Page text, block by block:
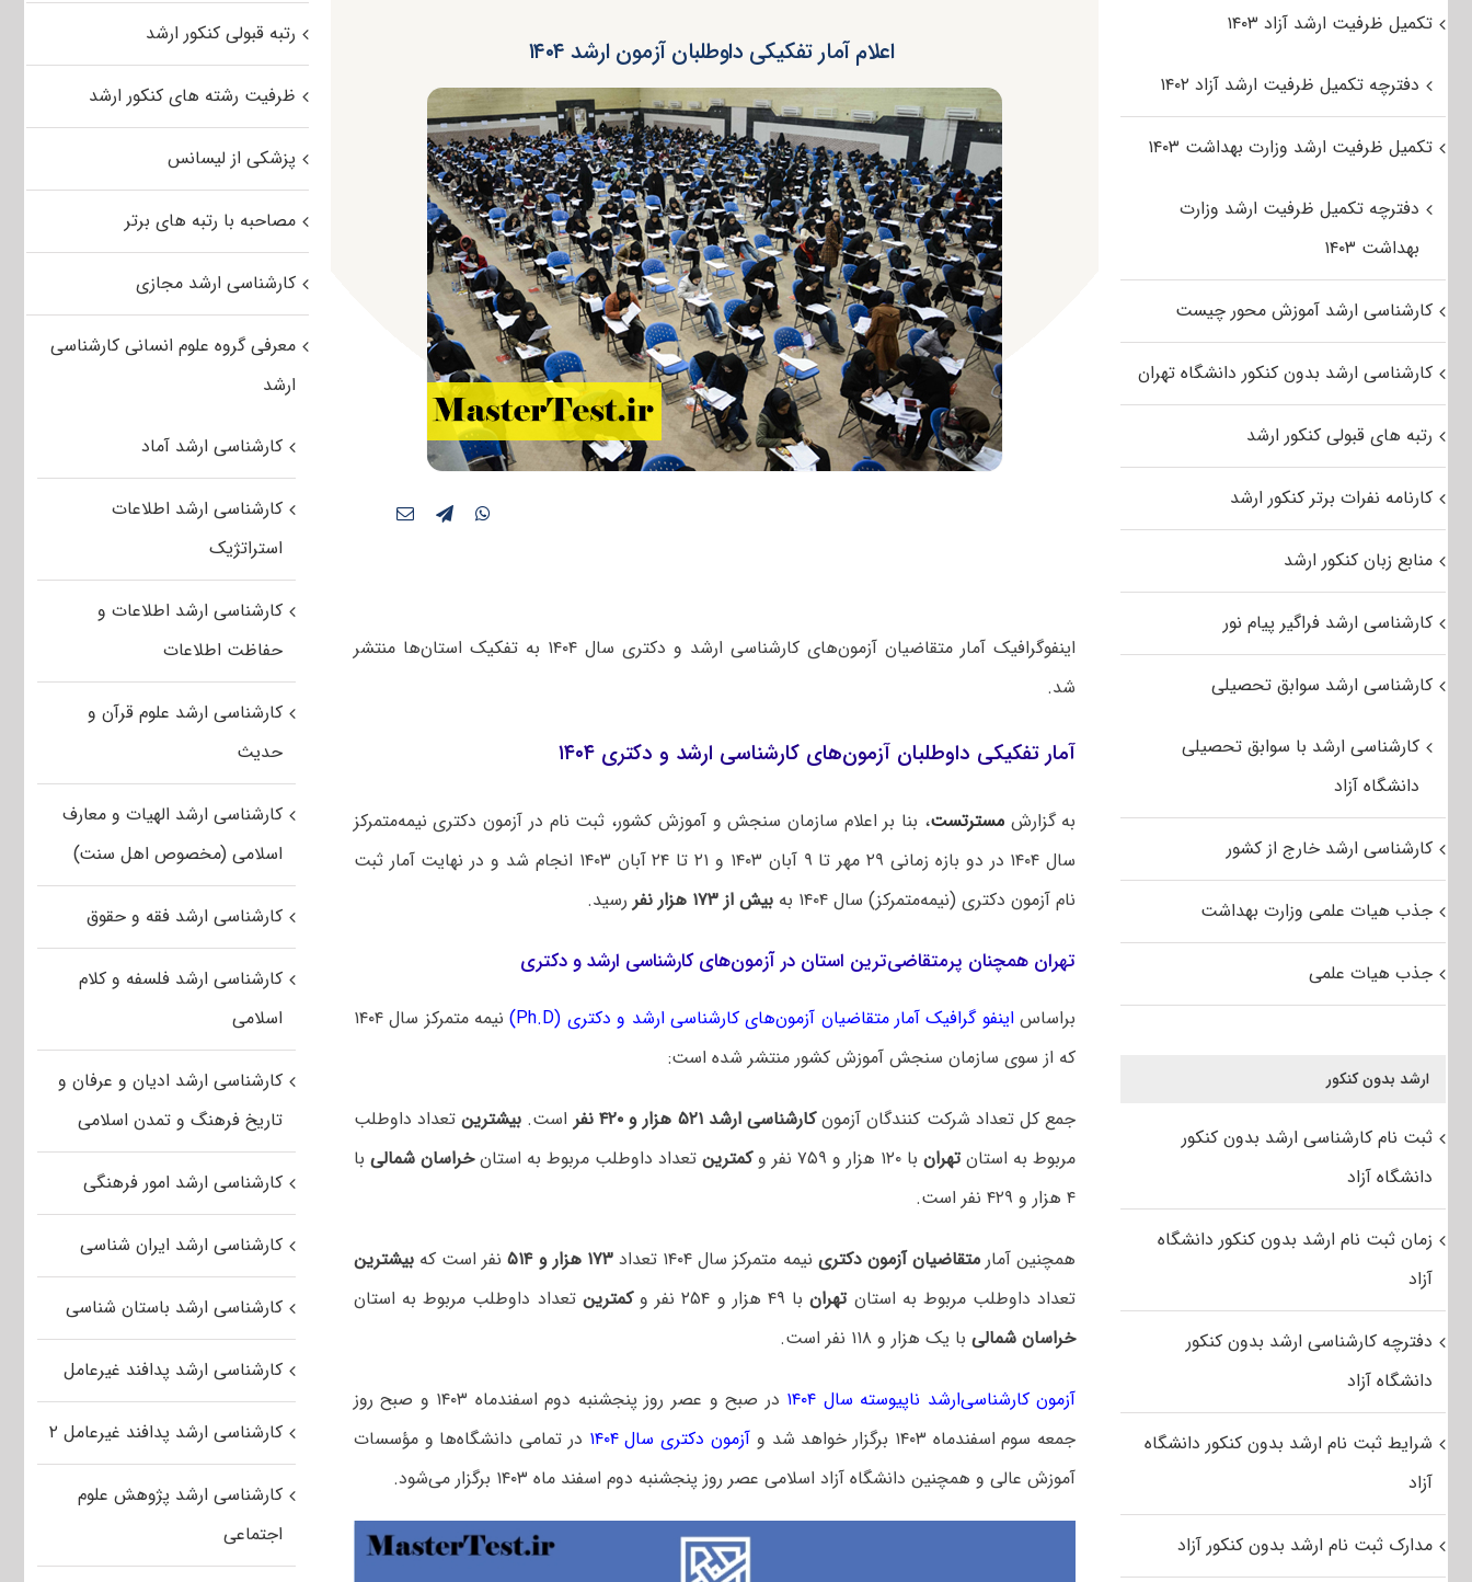
اعلام آمار تفکیکی داوطلبان آزمون‌ ارشد ۱۴۰۴
اینفوگرافیک آمار متقاضیان آزمون‌های کارشناسی ارشد و دکتری سال ۱۴۰۴ به تفکیک استان‌ها منتشر
شد.
آمار تفکیکی داوطلبان آزمون‌های کارشناسی ارشد و دکتری ۱۴۰۴
به گزارشمسترتست، بنا بر اعلام سازمان سنجش و آموزش کشور،‌ ثبت نام در آزمون دکتری نیمه‌متمرکز
سال ۱۴۰۴ در دو بازه زمانی ۲۹ مهر تا ۹ آبان ۱۴۰۳ و ۲۱ تا ۲۴ آبان ۱۴۰۳ انجام شد و در نهایت آمار ثبت
نام آزمون دکتری (نیمه‌متمرکز) سال ۱۴۰۴ به
بیش از ۱۷۳ هزار نفر رسید.
تهران همچنان پرمتقاضی‌ترین استان در آزمون‌های کارشناسی ارشد و دکتری
براساساینفو گرافیک آمار متقاضیان آزمون‌های کارشناسی ارشد و دکتری (Ph.D)
نیمه متمرکز سال ۱۴۰۴
که از سوی سازمان سنجش آموزش کشور منتشر شده است:
جمع کل تعداد شرکت کنندگان آزمونکارشناسی ارشد ۵۲۱ هزار و ۴۲۰ نفر است. بیشترینتعداد داوطلب
مربوط به استانتهرانبا ۱۲۰ هزار و ۷۵۹ نفر و کمترین تعداد داوطلب مربوط به استانخراسان شمالی با
۴ هزار و ۴۲۹ نفر است.
همچنین آمار متقاضیان آزمون دکتری نیمه متمرکز سال ۱۴۰۴ تعداد ۱۷۳ هزار و ۵۱۴ نفر است کهبیشترین
تعداد داوطلب مربوط به استانتهرانبا ۴۹ هزار و ۲۵۴ نفر و کمترین تعداد داوطلب مربوط به استان
خراسان شمالیبا یک هزار و ۱۱۸ نفر است.
آزمون کارشناسی‌ارشد ناپیوسته سال ۱۴۰۴
در صبح و عصر روز پنجشنبه دوم اسفندماه ۱۴۰۳ و صبح روز
جمعه سوم اسفندماه ۱۴۰۳ برگزار خواهد شد و
آزمون دکتری سال ۱۴۰۴
در تمامی دانشگاه‌ها و مؤسسات
آموزش عالی و همچنین دانشگاه آزاد اسلامی عصر روز پنجشنبه دوم اسفند ماه ۱۴۰۳ برگزار می‌شود.
رتبه قبولی کنکور ارشد
ظرفیت رشته های کنکور ارشد
پزشکی از لیسانس
مصاحبه با رتبه های برتر
کارشناسی ارشد مجازی
معرفی گروه علوم انسانی کارشناسی
ارشد
کارشناسی ارشد آماد
کارشناسی ارشد اطلاعات
استراتژیک
کارشناسی ارشد اطلاعات و
حفاظت اطلاعات
کارشناسی ارشد علوم قرآن و
حدیث
کارشناسی ارشد الهیات و معارف
اسلامی (مخصوص اهل سنت)
کارشناسی ارشد فقه و حقوق
کارشناسی ارشد فلسفه و کلام
اسلامی
کارشناسی ارشد ادیان و عرفان و
تاریخ فرهنگ و تمدن اسلامی
کارشناسی ارشد امور فرهنگی
کارشناسی ارشد ایران شناسی
کارشناسی ارشد باستان شناسی
کارشناسی ارشد پدافند غیرعامل
کارشناسی ارشد پدافند غیرعامل ۲
کارشناسی ارشد پژوهش علوم
اجتماعی
تکمیل ظرفیت ارشد آزاد ۱۴۰۳
دفترچه تکمیل ظرفیت ارشد آزاد ۱۴۰۲
تکمیل ظرفیت ارشد وزارت بهداشت ۱۴۰۳
دفترچه تکمیل ظرفیت ارشد وزارت
بهداشت ۱۴۰۳
کارشناسی ارشد آموزش محور چیست
کارشناسی ارشد بدون کنکور دانشگاه تهران
رتبه های قبولی کنکور ارشد
کارنامه نفرات برتر کنکور ارشد
منابع زبان کنکور ارشد
کارشناسی ارشد فراگیر پیام نور
کارشناسی ارشد سوابق تحصیلی
کارشناسی ارشد با سوابق تحصیلی
دانشگاه آزاد
کارشناسی ارشد خارج از کشور
جذب هیات علمی وزارت بهداشت
جذب هیات علمی
ارشد بدون کنکور
ثبت نام کارشناسی ارشد بدون کنکور
دانشگاه آزاد
زمان ثبت نام ارشد بدون کنکور دانشگاه
آزاد
دفترچه کارشناسی ارشد بدون کنکور
دانشگاه آزاد
شرایط ثبت نام ارشد بدون کنکور دانشگاه
آزاد
مدارک ثبت نام ارشد بدون کنکور آزاد